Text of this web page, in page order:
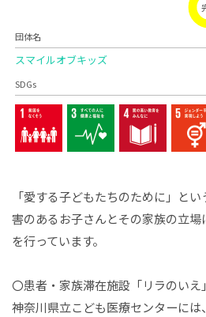
団体名
スマイルオブキッズ
SDGs
「愛する子どもたちのために」と
害のあるお子さんとその家族の立
を行っています。
〇患者・家族滞在施設「リラのい
神奈川県立こども医療センターに